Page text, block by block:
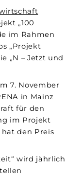
„100
im Rahmen
„Projekt
„N – Jetzt und
7. November
in Mainz
für den
im Projekt
hat den Preis
wird jährlich